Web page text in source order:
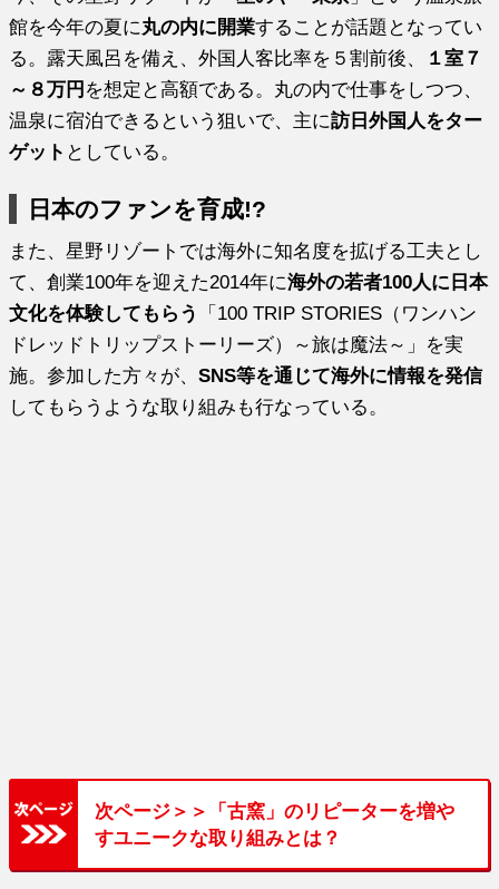
館を今年の夏に丸の内に開業することが話題となってい
る。露天風呂を備え、外国人客比率を５割前後、
１室７
～８万円 を想定と高額である。丸の内で仕事をしつつ、
温泉に宿泊できるという狙いで、主に訪日外国人をター
ゲット としている。
日本のファンを育成!?
また、星野リゾートでは海外に知名度を拡げる工夫とし
て、創業100年を迎えた2014年に海外の若者100人に日本
文化を体験してもらう
「100 TRIP STORIES（ワンハン
ドレッドトリップストーリーズ）～旅は魔法～」を実
施。参加した方々が、SNS等を通じて海外に情報を発信
してもらうような取り組みも行なっている。
次ページ＞＞「古窯」のリピーターを増や
すユニークな取り組みとは？